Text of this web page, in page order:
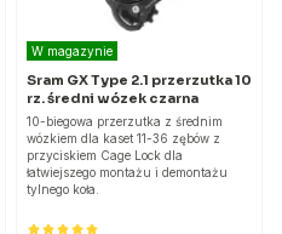
W magazynie
Sram GX Type 2.1 przerzutka 10
rz. średni wózek czarna
10-biegowa przerzutka z średnim
wózkiem dla kaset 11-36 zębów z
przyciskiem Cage Lock dla
łatwiejszego montażu i demontażu
tylnego koła.